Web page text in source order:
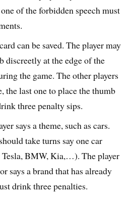
of the forbidden speech must
can be saved. The player may
discreetly at the edge of the
the game. The other players
the last one to place the thumb
three penalty sips.
says a theme, such as cars.
take turns say one car
Tesla, BMW, Kia,…). The player
says a brand that has already
drink three penalties.